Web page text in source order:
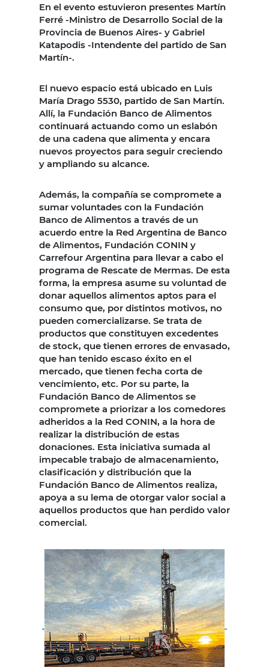
En el evento estuvieron presentes Martín
Ferré -Ministro de Desarrollo Social de la
Provincia de Buenos Aires- y Gabriel
Katapodis -Intendente del partido de San
Martín-.
El nuevo espacio está ubicado en Luis
María Drago 5530, partido de San Martín.
Allí, la Fundación Banco de Alimentos
continuará actuando como un eslabón
de una cadena que alimenta y encara
nuevos proyectos para seguir creciendo
y ampliando su alcance.
Además, la compañía se compromete a
sumar voluntades con la Fundación
Banco de Alimentos a través de un
acuerdo entre la Red Argentina de Banco
de Alimentos, Fundación CONIN y
Carrefour Argentina para llevar a cabo el
programa de Rescate de Mermas. De esta
forma, la empresa asume su voluntad de
donar aquellos alimentos aptos para el
consumo que, por distintos motivos, no
pueden comercializarse. Se trata de
productos que constituyen excedentes
de stock, que tienen errores de envasado,
que han tenido escaso éxito en el
mercado, que tienen fecha corta de
vencimiento, etc. Por su parte, la
Fundación Banco de Alimentos se
compromete a priorizar a los comedores
adheridos a la Red CONIN, a la hora de
realizar la distribución de estas
donaciones. Esta iniciativa sumada al
impecable trabajo de almacenamiento,
clasificación y distribución que la
Fundación Banco de Alimentos realiza,
apoya a su lema de otorgar valor social a
aquellos productos que han perdido valor
comercial.